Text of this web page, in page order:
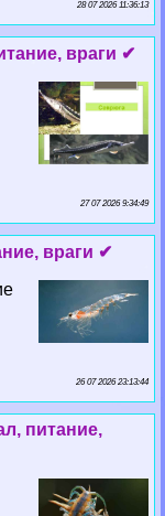
28 07 2026 11:36:13
враги ✔
27 07 2026 9:34:49
враги ✔
26 07 2026 23:13:44
питание,